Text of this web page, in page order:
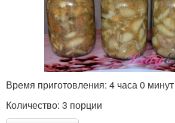
Время приготовления: 4 часа 0 минут
Количество: 3 порции